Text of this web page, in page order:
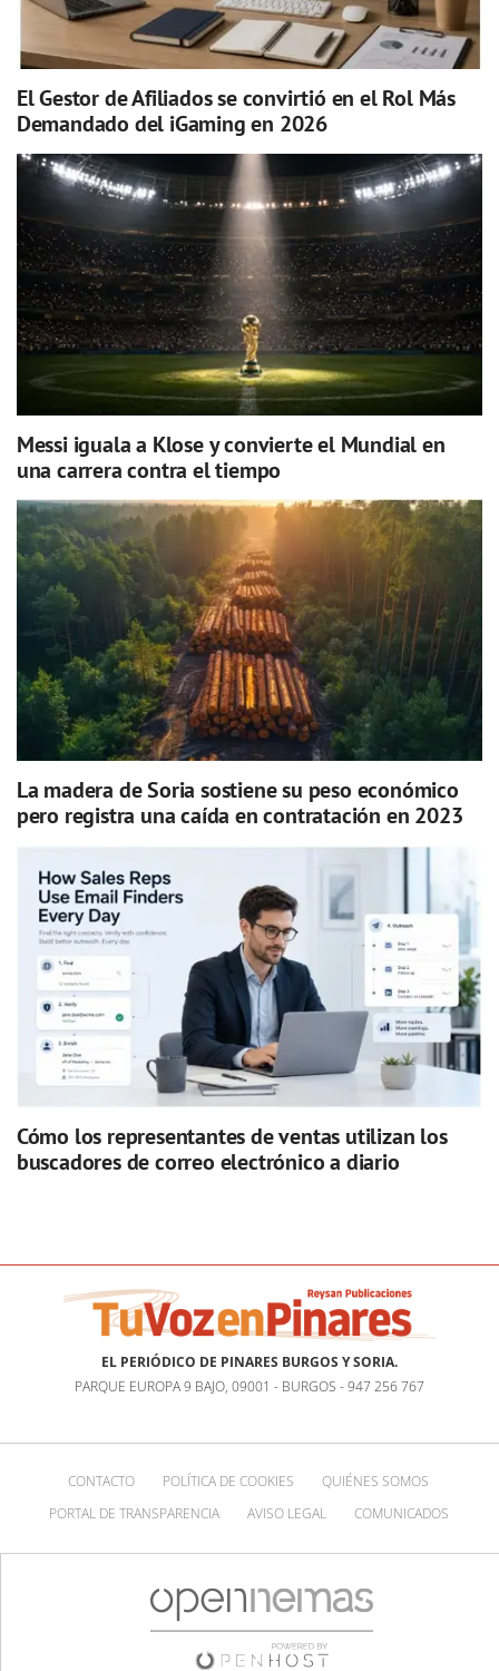
El Gestor de Afiliados se convirtió en el Rol Más
Demandado del iGaming en 2026
Messi iguala a Klose y convierte el Mundial en
una carrera contra el tiempo
La madera de Soria sostiene su peso económico
pero registra una caída en contratación en 2023
Cómo los representantes de ventas utilizan los
buscadores de correo electrónico a diario
EL PERIÓDICO DE PINARES BURGOS Y SORIA.
PARQUE EUROPA 9 BAJO, 09001 - BURGOS - 947 256 767
CONTACTO POLÍTICA DE COOKIES
QUIÉNES SOMOS
PORTAL DE TRANSPARENCIA
AVISO LEGAL COMUNICADOS